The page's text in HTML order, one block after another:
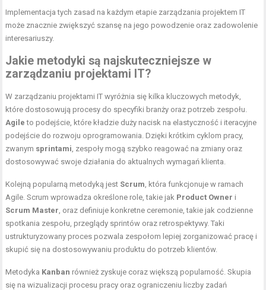
Implementacja tych zasad na każdym etapie zarządzania projektem IT
może znacznie zwiększyć szansę na jego powodzenie oraz zadowolenie
interesariuszy.
Jakie metodyki są najskuteczniejsze w
zarządzaniu projektami IT?
W zarządzaniu projektami IT wyróżnia się kilka kluczowych metodyk,
które dostosowują procesy do specyfiki branży oraz potrzeb zespołu.
Agile to podejście, które kładzie duży nacisk na elastyczność i iteracyjne
podejście do rozwoju oprogramowania. Dzięki krótkim cyklom pracy,
zwanym sprintami , zespoły mogą szybko reagować na zmiany oraz
dostosowywać swoje działania do aktualnych wymagań klienta.
Kolejną popularną metodyką jest Scrum , która funkcjonuje w ramach
Agile. Scrum wprowadza określone role, takie jak Product Owner i
Scrum Master , oraz definiuje konkretne ceremonie, takie jak codzienne
spotkania zespołu, przeglądy sprintów oraz retrospektywy. Taki
ustrukturyzowany proces pozwala zespołom lepiej zorganizować pracę i
skupić się na dostosowywaniu produktu do potrzeb klientów.
Metodyka Kanban również zyskuje coraz większą popularność. Skupia
się na wizualizacji procesu pracy oraz ograniczeniu liczby zadań